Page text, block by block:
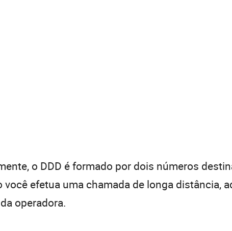
o DDD é formado por dois números
você efetua uma chamada de longa distância,
operadora.